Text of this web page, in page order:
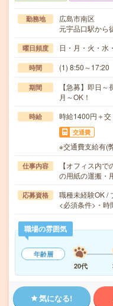
勤務地
広島市南区
元宇品口駅から
曜日頻度 日・月・火・水
時間 (1) 8:50～
期間
【急募】即日
月～OK！
時給 時給1400円＋交
交通費
※交通費支給有(
仕事内容
【オフィス内
の用紙の運搬・
応募資格
職種未経験OK /
<必須条件>・
職場の雰囲気
年齢層
20代
気になる!